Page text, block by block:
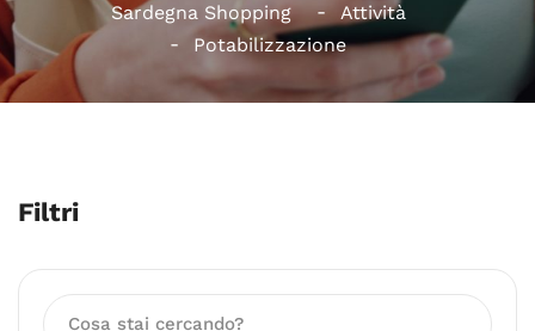
Sardegna Shopping
Attività
Potabilizzazione
Filtri